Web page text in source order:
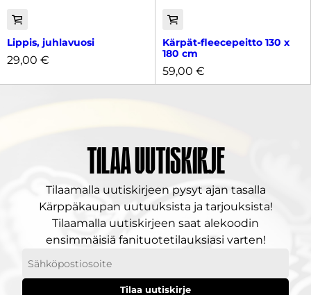
Lippis, juhlavuosi
29,00 €
Kärpät-fleecepeitto 130 x
180 cm
59,00 €
Tilaa uutiskirje
Tilaamalla uutiskirjeen pysyt ajan tasalla
Kärppäkaupan uutuuksista ja tarjouksista!
Tilaamalla uutiskirjeen saat alekoodin
ensimmäisiä fanituotetilauksiasi varten!